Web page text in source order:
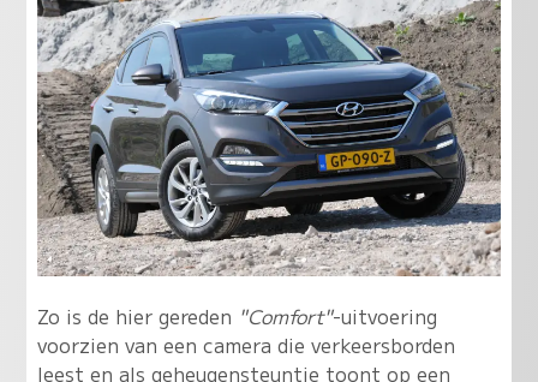
Zo is de hier gereden "Comfort"-uitvoering
voorzien van een camera die verkeersborden
leest en als geheugensteuntje toont op een